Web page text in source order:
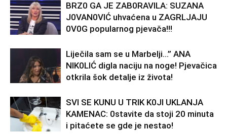
BRZ0 GA JE ZAB0RAVlLA: SUZANA
J0VAN0VIĆ uhvaćena u ZAGRLJAJU
0V0G popularnog pjevača!!!
Liječila sam se u Marbelji…” ANA
NlK0LlĆ digla naciju na noge! Pjevačica
otkrila šok detalje iz života!
SVl SE KUNU U TRlK K0Jl UKLANJA
KAMENAC: 0stavite da stoji 20 minuta
i pitaćete se gde je nestao!